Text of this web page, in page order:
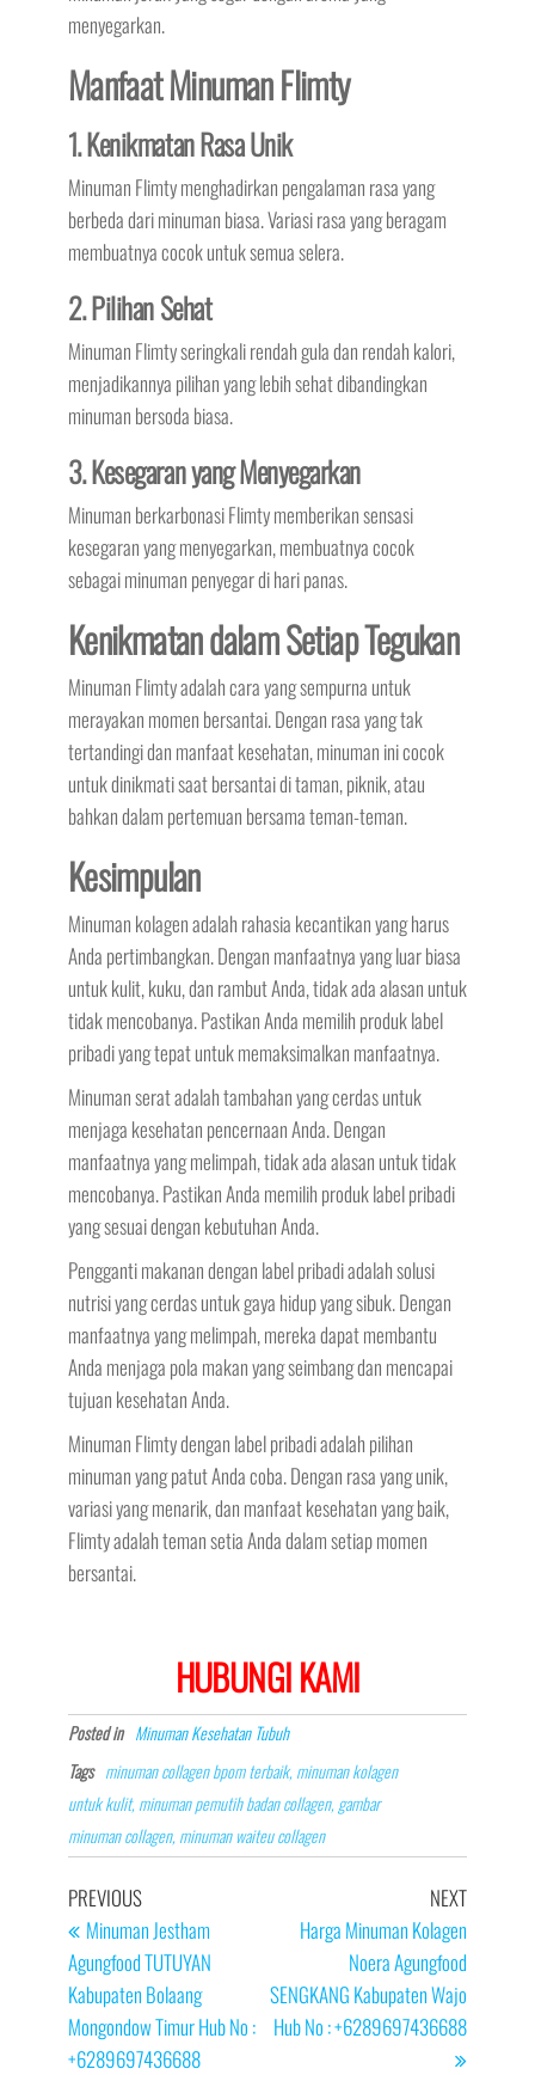
menyegarkan.
Manfaat Minuman Flimty
1. Kenikmatan Rasa Unik
Minuman Flimty menghadirkan pengalaman rasa yang
berbeda dari minuman biasa. Variasi rasa yang beragam
membuatnya cocok untuk semua selera.
2. Pilihan Sehat
Minuman Flimty seringkali rendah gula dan rendah kalori,
menjadikannya pilihan yang lebih sehat dibandingkan
minuman bersoda biasa.
3. Kesegaran yang Menyegarkan
Minuman berkarbonasi Flimty memberikan sensasi
kesegaran yang menyegarkan, membuatnya cocok
sebagai minuman penyegar di hari panas.
Kenikmatan dalam Setiap Tegukan
Minuman Flimty adalah cara yang sempurna untuk
merayakan momen bersantai. Dengan rasa yang tak
tertandingi dan manfaat kesehatan, minuman ini cocok
untuk dinikmati saat bersantai di taman, piknik, atau
bahkan dalam pertemuan bersama teman-teman.
Kesimpulan
Minuman kolagen adalah rahasia kecantikan yang harus
Anda pertimbangkan. Dengan manfaatnya yang luar biasa
untuk kulit, kuku, dan rambut Anda, tidak ada alasan untuk
tidak mencobanya. Pastikan Anda memilih produk label
pribadi yang tepat untuk memaksimalkan manfaatnya.
Minuman serat adalah tambahan yang cerdas untuk
menjaga kesehatan pencernaan Anda. Dengan
manfaatnya yang melimpah, tidak ada alasan untuk tidak
mencobanya. Pastikan Anda memilih produk label pribadi
yang sesuai dengan kebutuhan Anda.
Pengganti makanan dengan label pribadi adalah solusi
nutrisi yang cerdas untuk gaya hidup yang sibuk. Dengan
manfaatnya yang melimpah, mereka dapat membantu
Anda menjaga pola makan yang seimbang dan mencapai
tujuan kesehatan Anda.
Minuman Flimty dengan label pribadi adalah pilihan
minuman yang patut Anda coba. Dengan rasa yang unik,
variasi yang menarik, dan manfaat kesehatan yang baik,
Flimty adalah teman setia Anda dalam setiap momen
bersantai.
HUBUNGI KAMI
Posted in Minuman Kesehatan Tubuh
Tags minuman collagen bpom terbaik, minuman kolagen
untuk kulit, minuman pemutih badan collagen, gambar
minuman collagen, minuman waiteu collagen
Post
navigation
Previous
Post
PREVIOUS
Minuman Jestham
Agungfood TUTUYAN
Kabupaten Bolaang
Mongondow Timur Hub No :
+6289697436688
Next
NEXT
Harga Minuman Kolagen
Noera Agungfood
SENGKANG Kabupaten Wajo
Hub No : +6289697436688